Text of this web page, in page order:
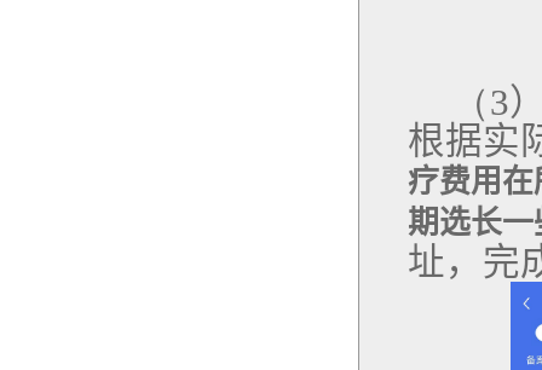
（3
根据实
疗费用
期选长
址，完